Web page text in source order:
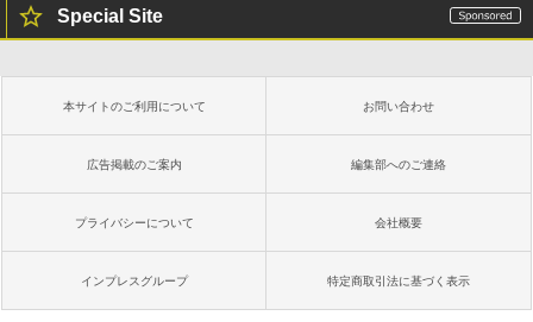
Special Site
本サイトのご利用について お問い合わせ
広告掲載のご案内 編集部へのご連絡
プライバシーについて 会社概要
インプレスグループ 特定商取引法に基づく表示